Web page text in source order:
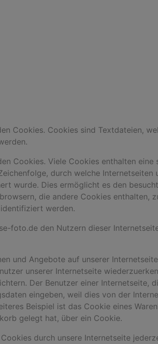
Cookies. Cookies sind Textdateien,
Cookies. Viele Cookies enthalten
durch welche
wurde. Dies ermöglicht es den
die andere Cookies enthalten,
werden.
foto.de den Nutzern dieser
und Angebote auf unserer
unserer Internetseite
Der Benutzer einer Internetseite,
eingeben, weil dies von der
Beispiel ist das Cookie eines
gelegt hat, über ein Cookie.
durch unsere Internetseite